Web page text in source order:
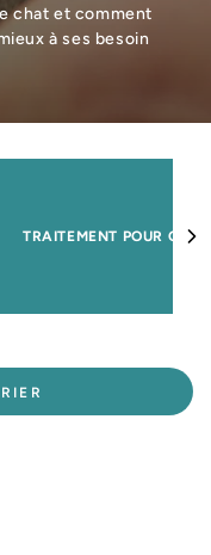
chat et comment
à ses besoin